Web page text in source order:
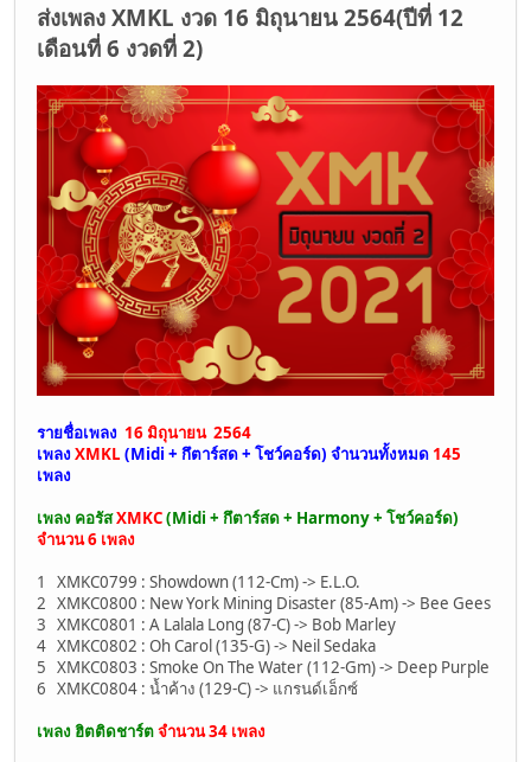
ส่งเพลง XMKL งวด 16 มิถุนายน 2564(ปีที่ 12
เดือนที่ 6 งวดที่ 2)
รายชื่อเพลง 16 มิถุนายน 2564
เพลง XMKL (Midi + กึตาร์สด + โชว์คอร์ด) จำนวนทั้งหมด 145
เพลง
เพลง คอรัสXMKC(Midi + กึตาร์สด + Harmony + โชว์คอร์ด)
จำนวน 6 เพลง
1 XMKC0799 : Showdown (112-Cm) -> E.L.O.
2 XMKC0800 : New York Mining Disaster (85-Am) -> Bee Gees
3 XMKC0801 : A Lalala Long (87-C) -> Bob Marley
4 XMKC0802 : Oh Carol (135-G) -> Neil Sedaka
5 XMKC0803 : Smoke On The Water (112-Gm) -> Deep Purple
6 XMKC0804 : น้ำค้าง (129-C) -> แกรนด์เอ็กซ์
เพลง ฮิตติดชาร์ตจำนวน 34 เพลง